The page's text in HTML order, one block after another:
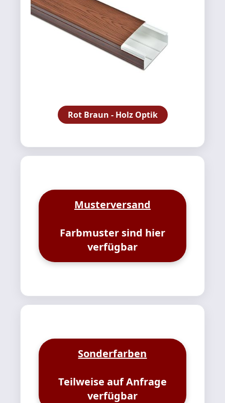
Rot Braun - Holz Optik
Musterversand
Farbmuster sind hier
verfügbar
Sonderfarben
Teilweise auf Anfrage
verfügbar